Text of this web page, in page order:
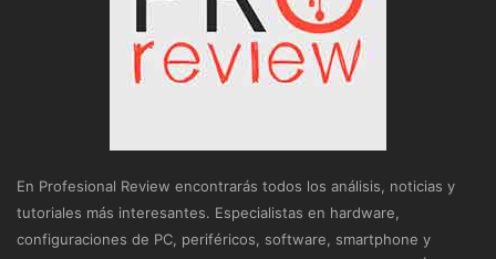
En Profesional Review encontrarás todos los análisis, noticias y
tutoriales más interesantes. Especialistas en hardware,
configuraciones de PC, periféricos, software, smartphone y